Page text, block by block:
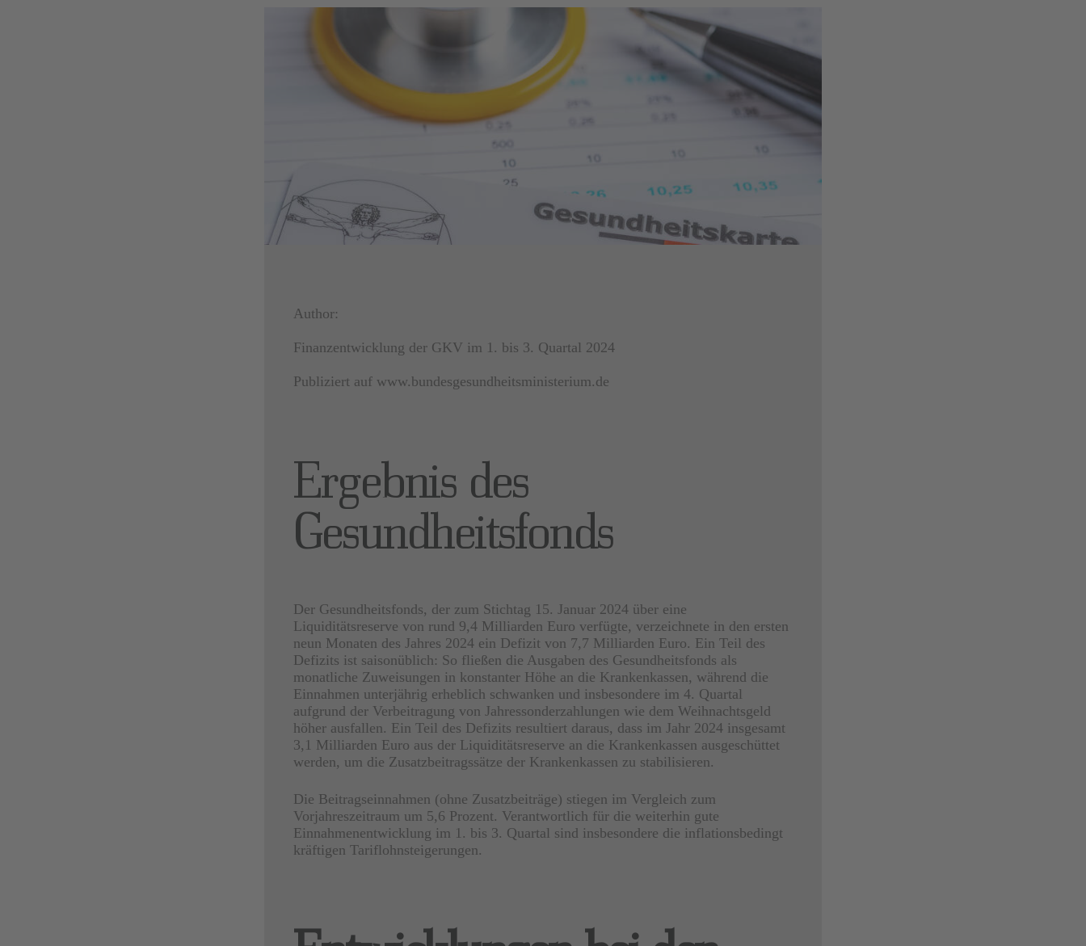
Author:
Finanzentwicklung der GKV im 1. bis 3. Quartal 2024
Publiziert auf www.bundesgesundheitsministerium.de
Ergebnis des
Gesundheitsfonds
Der Gesundheitsfonds, der zum Stichtag 15. Januar 2024 über eine
Liquiditätsreserve von rund 9,4 Milliarden Euro verfügte, verzeichnete in den ersten
neun Monaten des Jahres 2024 ein Defizit von 7,7 Milliarden Euro. Ein Teil des
Defizits ist saisonüblich: So fließen die Ausgaben des Gesundheitsfonds als
monatliche Zuweisungen in konstanter Höhe an die Krankenkassen, während die
Einnahmen unterjährig erheblich schwanken und insbesondere im 4. Quartal
aufgrund der Verbeitragung von Jahressonderzahlungen wie dem Weihnachtsgeld
höher ausfallen. Ein Teil des Defizits resultiert daraus, dass im Jahr 2024 insgesamt
3,1 Milliarden Euro aus der Liquiditätsreserve an die Krankenkassen ausgeschüttet
werden, um die Zusatzbeitragssätze der Krankenkassen zu stabilisieren.
Die Beitragseinnahmen (ohne Zusatzbeiträge) stiegen im Vergleich zum
Vorjahreszeitraum um 5,6 Prozent. Verantwortlich für die weiterhin gute
Einnahmenentwicklung im 1. bis 3. Quartal sind insbesondere die inflationsbedingt
kräftigen Tariflohnsteigerungen.